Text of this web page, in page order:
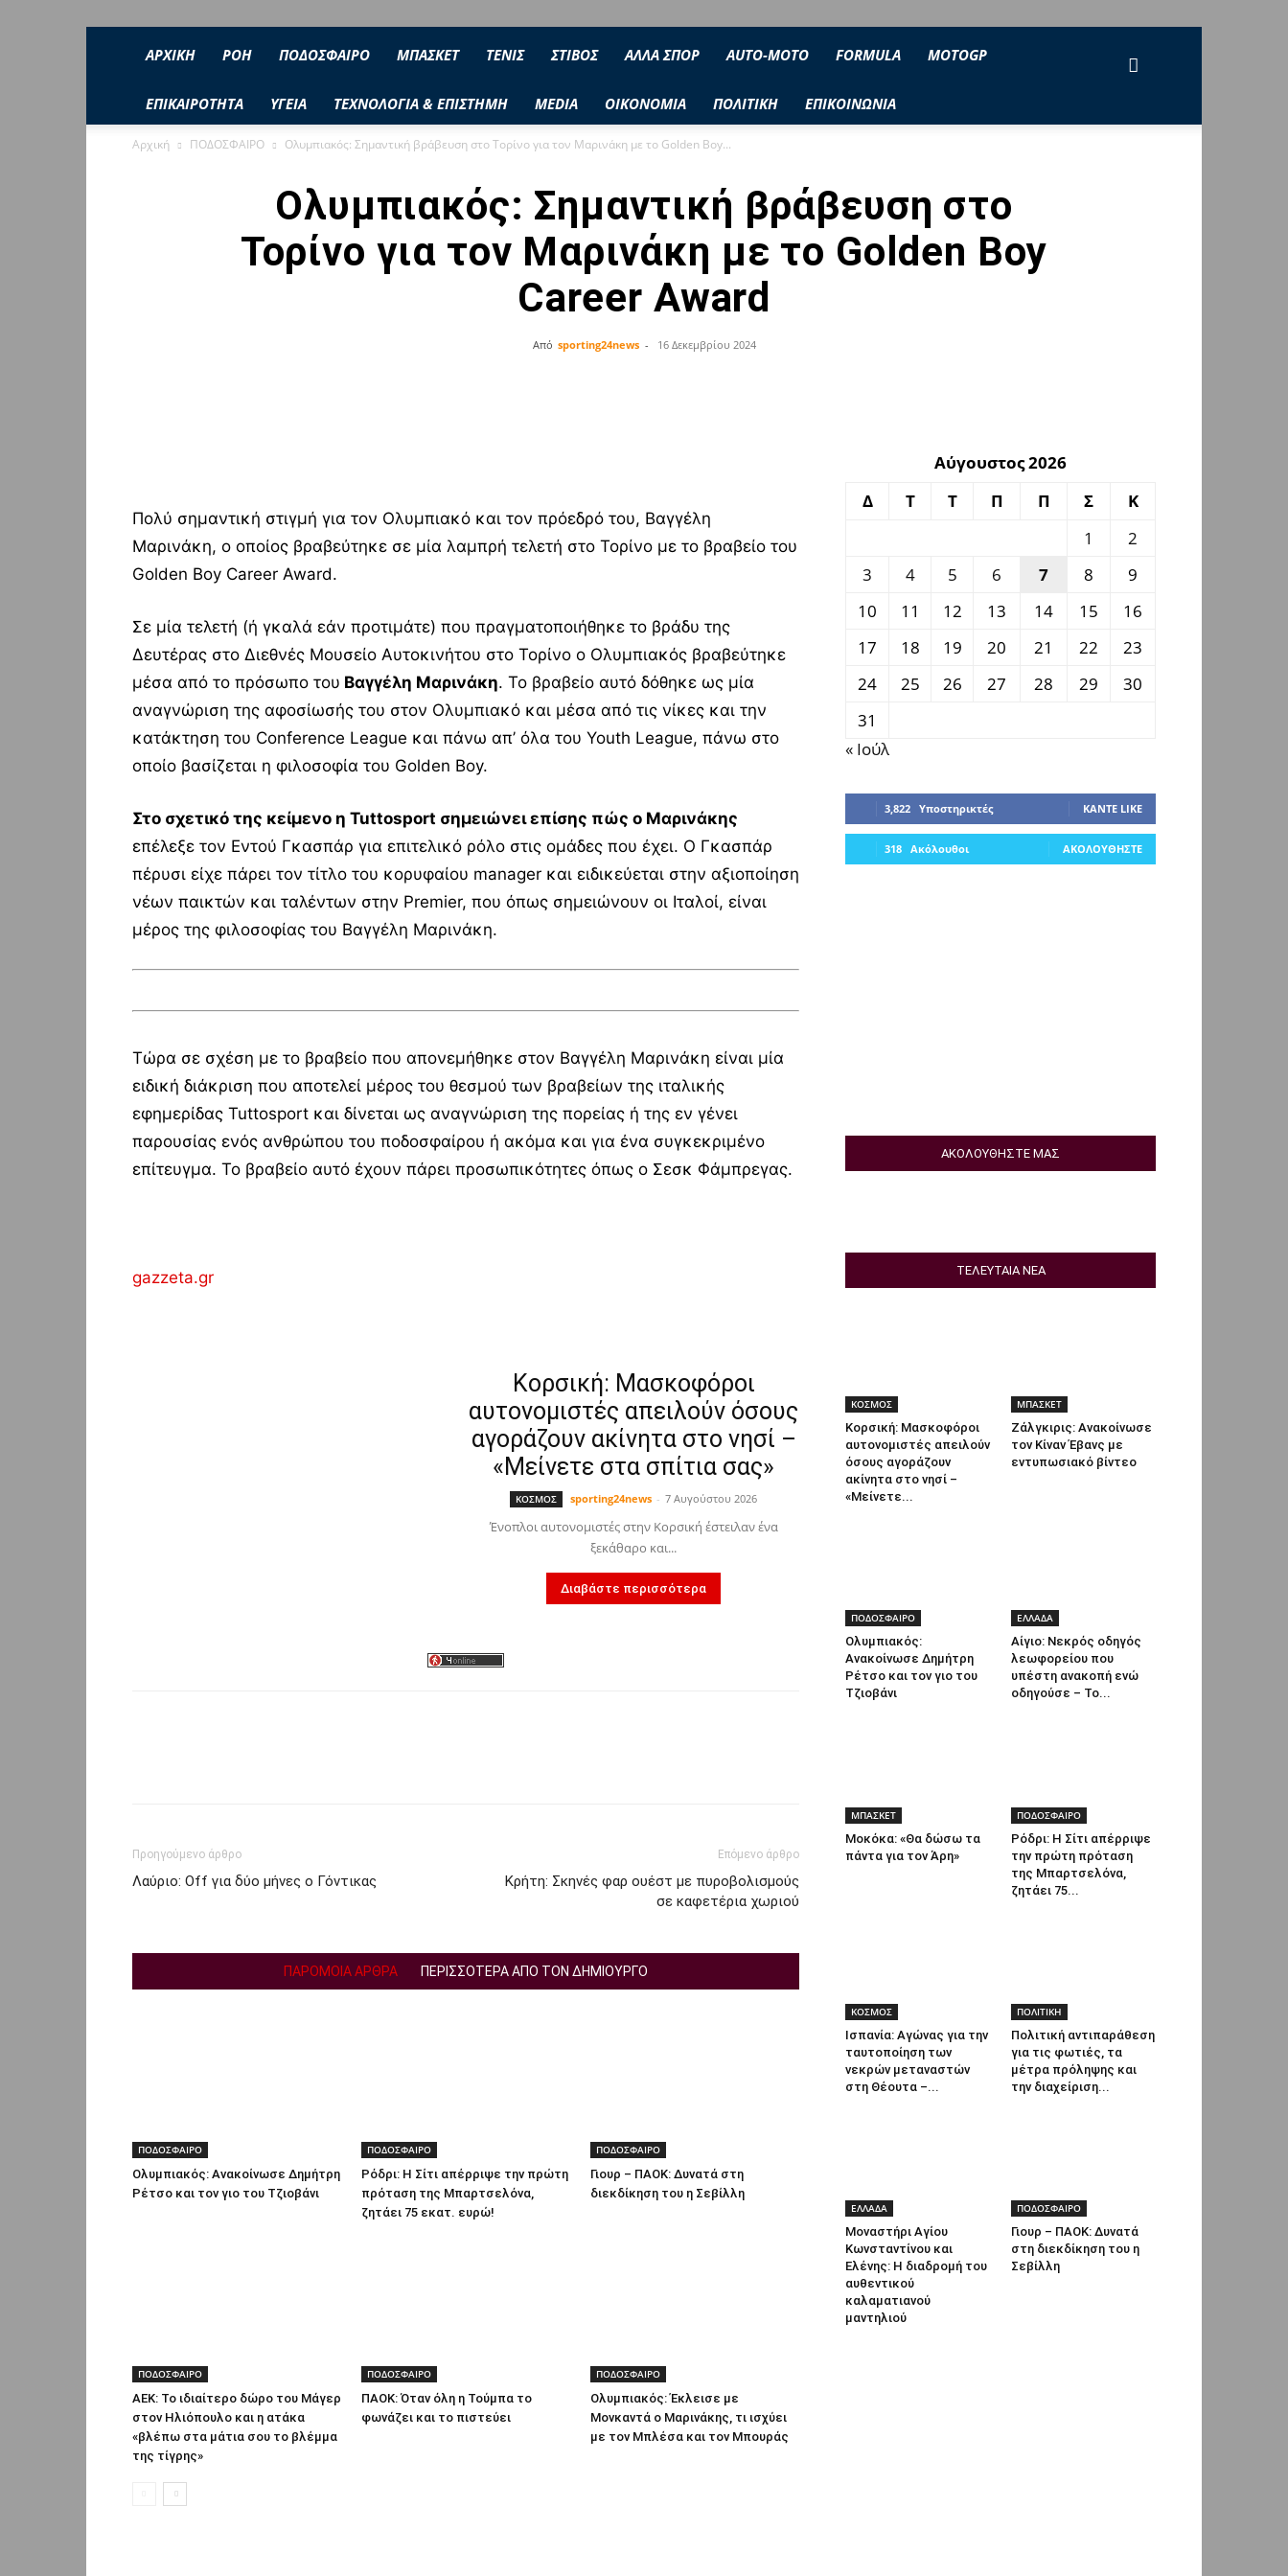
ΑΡΧΙΚΗ ΡΟΉ ΠΟΔΟΣΦΑΙΡΟ ΜΠΑΣΚΕΤ ΤΕΝΙΣ ΣΤΙΒΟΣ ΑΛΛΑ ΣΠΟΡ AUTO-MOTO FORMULA MOTOGP
ΕΠΙΚΑΙΡΟΤΗΤΑ ΥΓΕΙΑ ΤΕΧΝΟΛΟΓΙΑ & ΕΠΙΣΤΗΜΗ MEDIA ΟΙΚΟΝΟΜΙΑ ΠΟΛΙΤΙΚΗ ΕΠΙΚΟΙΝΩΝΙΑ
Αρχική ΠΟΔΟΣΦΑΙΡΟ Ολυμπιακός: Σημαντική βράβευση στο Τορίνο για τον Μαρινάκη με το Golden Boy...
Ολυμπιακός: Σημαντική βράβευση στο
Τορίνο για τον Μαρινάκη με το Golden Boy
Career Award
Από sporting24news - 16 Δεκεμβρίου 2024
Πολύ σημαντική στιγμή για τον Ολυμπιακό και τον πρόεδρό του, Βαγγέλη
Μαρινάκη, ο οποίος βραβεύτηκε σε μία λαμπρή τελετή στο Τορίνο με το βραβείο του
Golden Boy Career Award.
Σε μία τελετή (ή γκαλά εάν προτιμάτε) που πραγματοποιήθηκε το βράδυ της
Δευτέρας στο Διεθνές Μουσείο Αυτοκινήτου στο Τορίνο ο Ολυμπιακός βραβεύτηκε
μέσα από το πρόσωπο του Βαγγέλη Μαρινάκη. Το βραβείο αυτό δόθηκε ως μία
αναγνώριση της αφοσίωσής του στον Ολυμπιακό και μέσα από τις νίκες και την
κατάκτηση του Conference League και πάνω απ’ όλα του Youth League, πάνω στο
οποίο βασίζεται η φιλοσοφία του Golden Boy.
Στο σχετικό της κείμενο η Tuttosport σημειώνει επίσης πώς ο Μαρινάκης
επέλεξε τον Εντού Γκασπάρ για επιτελικό ρόλο στις ομάδες που έχει. Ο Γκασπάρ
πέρυσι είχε πάρει τον τίτλο του κορυφαίου manager και ειδικεύεται στην αξιοποίηση
νέων παικτών και ταλέντων στην Premier, που όπως σημειώνουν οι Ιταλοί, είναι
μέρος της φιλοσοφίας του Βαγγέλη Μαρινάκη.
Τώρα σε σχέση με το βραβείο που απονεμήθηκε στον Βαγγέλη Μαρινάκη είναι μία
ειδική διάκριση που αποτελεί μέρος του θεσμού των βραβείων της ιταλικής
εφημερίδας Tuttosport και δίνεται ως αναγνώριση της πορείας ή της εν γένει
παρουσίας ενός ανθρώπου του ποδοσφαίρου ή ακόμα και για ένα συγκεκριμένο
επίτευγμα. Το βραβείο αυτό έχουν πάρει προσωπικότητες όπως ο Σεσκ Φάμπρεγας.
gazzeta.gr
Κορσική: Μασκοφόροι
αυτονομιστές απειλούν όσους
αγοράζουν ακίνητα στο νησί –
«Μείνετε στα σπίτια σας»
ΚΟΣΜΟΣ sporting24news - 7 Αυγούστου 2026
Ένοπλοι αυτονομιστές στην Κορσική έστειλαν ένα
ξεκάθαρο και...
Διαβάστε περισσότερα
Προηγούμενο άρθρο
Λαύριο: Off για δύο μήνες ο Γόντικας
Επόμενο άρθρο
Κρήτη: Σκηνές φαρ ουέστ με πυροβολισμούς
σε καφετέρια χωριού
ΠΑΡΟΜΟΙΑ ΑΡΘΡΑ ΠΕΡΙΣΣΟΤΕΡΑ ΑΠΟ ΤΟΝ ΔΗΜΙΟΥΡΓΟ
ΠΟΔΟΣΦΑΙΡΟ
Ολυμπιακός: Ανακοίνωσε Δημήτρη
Ρέτσο και τον γιο του Τζιοβάνι
ΠΟΔΟΣΦΑΙΡΟ
Ρόδρι: Η Σίτι απέρριψε την πρώτη
πρόταση της Μπαρτσελόνα,
ζητάει 75 εκατ. ευρώ!
ΠΟΔΟΣΦΑΙΡΟ
Γιουρ – ΠΑΟΚ: Δυνατά στη
διεκδίκηση του η Σεβίλλη
ΠΟΔΟΣΦΑΙΡΟ
ΑΕΚ: Το ιδιαίτερο δώρο του Μάγερ
στον Ηλιόπουλο και η ατάκα
«βλέπω στα μάτια σου το βλέμμα
της τίγρης»
ΠΟΔΟΣΦΑΙΡΟ
ΠΑΟΚ: Όταν όλη η Τούμπα το
φωνάζει και το πιστεύει
ΠΟΔΟΣΦΑΙΡΟ
Ολυμπιακός: Έκλεισε με
Μονκαντά ο Μαρινάκης, τι ισχύει
με τον Μπλέσα και τον Μπουράς
Αύγουστος 2026
Δ
Τ Τ Π Π Σ
Κ
1
2
3
4 5 6 7 8
9
10
11 12 13 14 15
16
17
18 19 20 21 22
23
24
25 26 27 28 29
30
31
« Ιούλ
3,822 Υποστηρικτές ΚΆΝΤΕ LIKE
318 Ακόλουθοι ΑΚΟΛΟΥΘΉΣΤΕ
ΑΚΟΛΟΥΘΗΣΤΕ ΜΑΣ
ΤΕΛΕΥΤΑΙΑ ΝΕΑ
ΚΟΣΜΟΣ
Κορσική: Μασκοφόροι
αυτονομιστές απειλούν
όσους αγοράζουν
ακίνητα στο νησί –
«Μείνετε...
ΜΠΑΣΚΕΤ
Ζάλγκιρις: Ανακοίνωσε
τον Κίναν Έβανς με
εντυπωσιακό βίντεο
ΠΟΔΟΣΦΑΙΡΟ
Ολυμπιακός:
Ανακοίνωσε Δημήτρη
Ρέτσο και τον γιο του
Τζιοβάνι
ΕΛΛΑΔΑ
Αίγιο: Νεκρός οδηγός
λεωφορείου που
υπέστη ανακοπή ενώ
οδηγούσε – Το...
ΜΠΑΣΚΕΤ
Μοκόκα: «Θα δώσω τα
πάντα για τον Άρη»
ΠΟΔΟΣΦΑΙΡΟ
Ρόδρι: Η Σίτι απέρριψε
την πρώτη πρόταση
της Μπαρτσελόνα,
ζητάει 75...
ΚΟΣΜΟΣ
Ισπανία: Αγώνας για την
ταυτοποίηση των
νεκρών μεταναστών
στη Θέουτα –...
ΠΟΛΙΤΙΚΗ
Πολιτική αντιπαράθεση
για τις φωτιές, τα
μέτρα πρόληψης και
την διαχείριση...
ΕΛΛΑΔΑ
Μοναστήρι Αγίου
Κωνσταντίνου και
Ελένης: Η διαδρομή του
αυθεντικού
καλαματιανού
μαντηλιού
ΠΟΔΟΣΦΑΙΡΟ
Γιουρ – ΠΑΟΚ: Δυνατά
στη διεκδίκηση του η
Σεβίλλη